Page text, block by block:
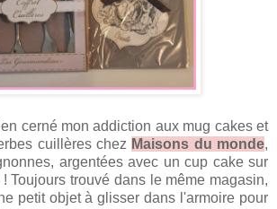
cerné mon addiction aux mug cakes et
cuillères chez Maisons du monde,
argentées avec un cup cake sur
! Toujours trouvé dans le même magasin,
petit objet à glisser dans l'armoire pour